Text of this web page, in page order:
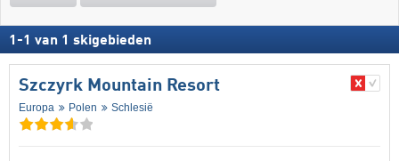
1 -1 van 1 skigebieden
Szczyrk Mountain Resort
Europa Polen Schlesië